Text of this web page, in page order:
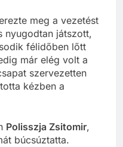
meg a vezetést
nyugodtan játszott,
félidőben lőtt
már elég volt a
szervezetten
kézben a
Polisszja Zsitomir,
búcsúztatta.